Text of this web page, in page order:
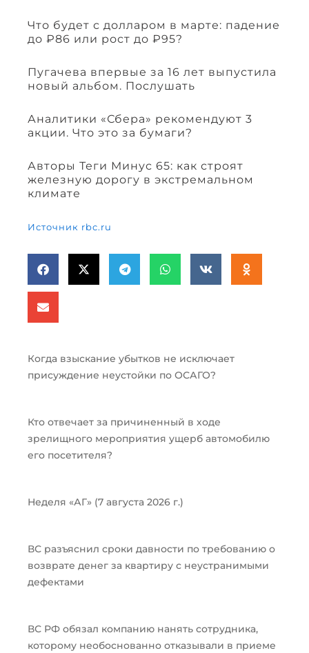
Что будет с долларом в марте: падение
до ₽86 или рост до ₽95?
Пугачева впервые за 16 лет выпустила
новый альбом. Послушать
Аналитики «Сбера» рекомендуют 3
акции. Что это за бумаги?
Авторы Теги Минус 65: как строят
железную дорогу в экстремальном
климате
Источник rbc.ru
Когда взыскание убытков не исключает
присуждение неустойки по ОСАГО?
Кто отвечает за причиненный в ходе
зрелищного мероприятия ущерб автомобилю
его посетителя?
Неделя «АГ» (7 августа 2026 г.)
ВС разъяснил сроки давности по требованию о
возврате денег за квартиру с неустранимыми
дефектами
ВС РФ обязал компанию нанять сотрудника,
которому необоснованно отказывали в приеме